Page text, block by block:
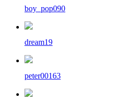
boy_pop090
dream19
peter00163